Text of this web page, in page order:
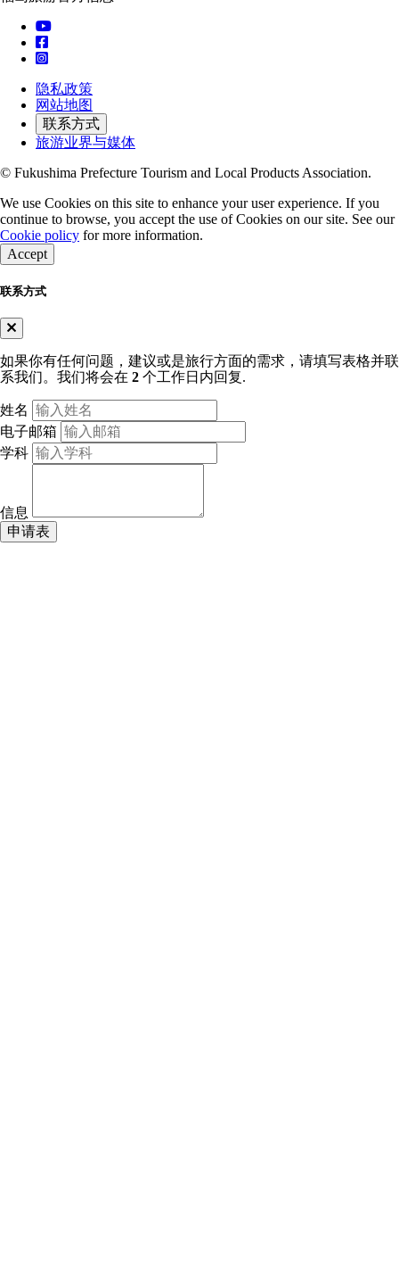
隐私政策
网站地图
联系方式
旅游业界与媒体
© Fukushima Prefecture Tourism and Local Products Association.
We use Cookies on this site to enhance your user experience. If you
continue to browse, you accept the use of Cookies on our site. See our
Cookie policy for more information.
Accept
联系方式
如果你有任何问题，建议或是旅行方面的需求，请填写表格并联
系我们。我们将会在 2 个工作日内回复.
姓名
电子邮箱
学科
信息
申请表